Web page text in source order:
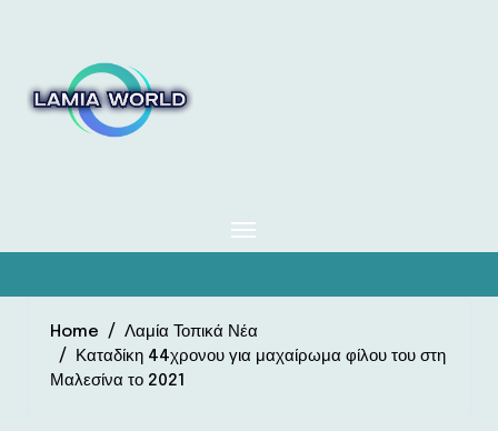
Home
Λαμία Τοπικά Νέα
Καταδίκη 44χρονου για μαχαίρωμα φίλου του στη
Μαλεσίνα το 2021